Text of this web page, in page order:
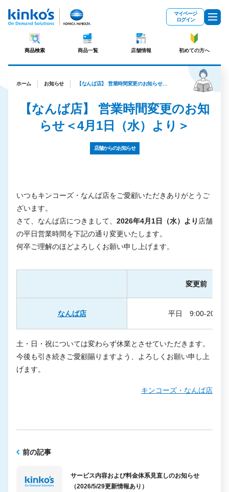
マイページ
ログイン
商品検索 商品一覧 店舗情報 初めての方へ
ホーム お知らせ 【なんば店】 営業時間変更のお知らせ＜4月1日（水）より＞
【なんば店】 営業時間変更のお知
らせ＜4月1日（水）より＞
店舗からのお知らせ
いつもキンコーズ・なんば店をご愛顧いただきありがとうご
ざいます。
さて、なんば店につきまして、 2026年4月1日（水）より 店舗
の平日営業時間を下記の通り変更いたします。
何卒ご理解のほどよろしくお願い申し上げます。
変更前
なんば店 平日 9:00-20:00
土・日・祝については変わらず休業とさせていただきます。
今後も引き続きご愛顧賜りますよう、よろしくお願い申し上
げます。
キンコーズ・なんば店
前の記事
サービス内容および料金体系見直しのお知らせ
（2026/5/29更新情報あり）